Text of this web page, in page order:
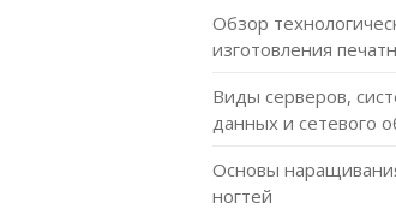
Обзор
изготовления
Виды серверов,
данных и сетевого
Основы
ногтей